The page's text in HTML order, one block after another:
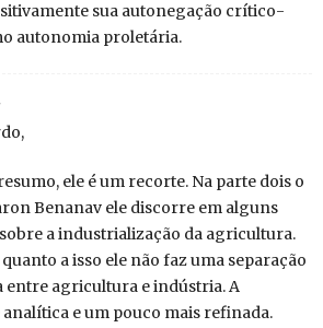
sua autonegação crítico-
autonomia proletária.
ele é um recorte. Na parte dois o
Benanav ele discorre em alguns
a industrialização da agricultura.
a isso ele não faz uma separação
entre agricultura e indústria. A
analítica e um pouco mais refinada.